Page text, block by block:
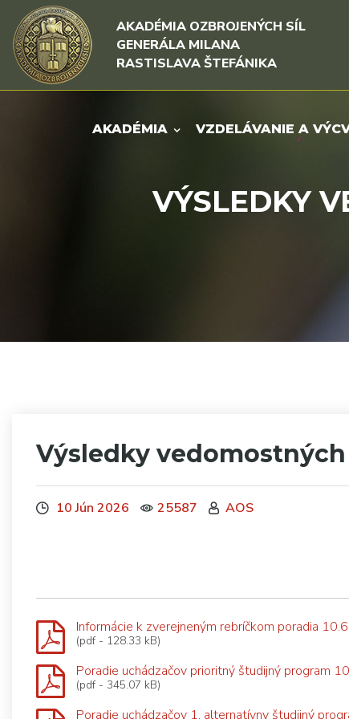
Rovno na obsah
Rovno na menu
AKADÉMIA OZBROJENÝCH SÍL
GENERÁLA MILANA
RASTISLAVA ŠTEFÁNIKA
AKADÉMIA VZDELÁVANIE A
VÝSLEDKY
Výsledky
10 Jún 2026 25587 AOS
Informácie k zverejneným rebríčkom poradia
(pdf - 128.33 kB)
Poradie uchádzačov prioritný študijný program
(pdf - 345.07 kB)
Poradie uchádzačov 1. alternatívny študijný